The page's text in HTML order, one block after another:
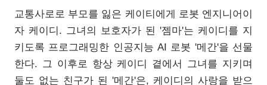
교통사로로 부모를 잃은 케이티에게 로봇 엔지니어이
자 케이디. 그녀의 보호자가 된 '젬마'는 케이디를 지
키도록 프로그래밍한 인공지능 AI 로봇 '메간'을 선물
한다. 그 이후로 항상 케이디 곁에서 그녀를 지키며
둘도 없는 친구가 된 '메간'은, 케이디의 사랑을 받으